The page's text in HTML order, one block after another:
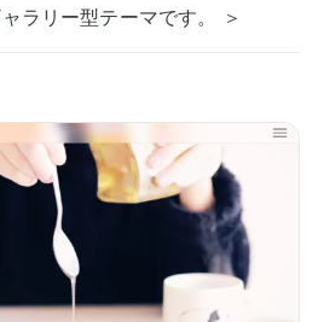
ラリー型テーマです。 ＞